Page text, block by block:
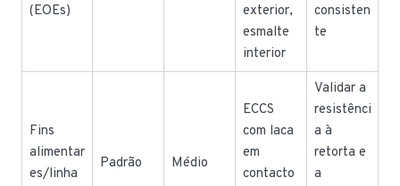
(EOEs)
exterior,
esmalte
interior
consisten
te
Fins
alimentar
es/linha
Padrão Médio
ECCS
com laca
em
contacto
Validar a
resistênci
a à
retorta e
a